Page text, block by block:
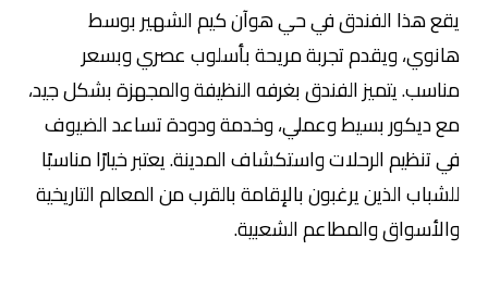
يقع هذا الفندق في حي هوآن كيم الشهير بوسط
هانوي، ويقدم تجربة مريحة بأسلوب عصري وبسعر
مناسب. يتميز الفندق بغرفه النظيفة والمجهزة بشكل جيد،
مع ديكور بسيط وعملي، وخدمة ودودة تساعد الضيوف
في تنظيم الرحلات واستكشاف المدينة. يعتبر خيارًا مناسبًا
للشباب الذين يرغبون بالإقامة بالقرب من المعالم التاريخية
والأسواق والمطاعم الشعبية.